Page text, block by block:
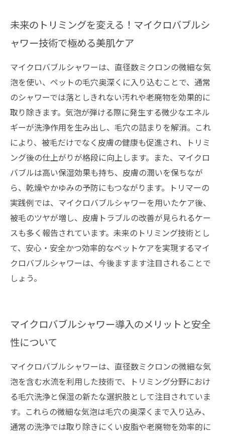
未来のトリミングを変える！マイクロバブルシ
ャワー技術で極める美肌ケア
マイクロバブルシャワーは、直径数ミクロンの微細な気
泡を使い、ペットの毛穴奥深くに入り込むことで、通常
のシャワーでは落としきれない汚れや老廃物を効果的に
取り除きます。気泡が弾ける際に発生する微少なエネル
ギーが洗浄作用を生み出し、毛穴の詰まりを解消。これ
により、被毛だけでなく皮膚の健康も促進され、トリミ
ング後の仕上がりが格段に向上します。また、マイクロ
バブルは高い保湿効果も持ち、皮膚の潤いを保ちなが
ら、乾燥やかゆみの予防にもつながります。トリマーの
実践例では、マイクロバブルシャワーを用いたケア後、
被毛のツヤが増し、皮膚トラブルの改善が見られるケー
スも多く報告されています。未来のトリミング技術とし
て、安心・安全かつ効率的なペットケアを実現するマイ
クロバブルシャワーは、今後ますます注目されることで
しょう。
マイクロバブルシャワー導入のメリットと安全
性について
マイクロバブルシャワーは、直径数ミクロンの微細な気
泡を含む水流を利用した技術で、トリミング分野におけ
る毛穴洗浄と保湿の新たな選択肢として注目されていま
す。これらの微細な気泡は毛穴の奥深くまで入り込み、
通常の洗浄では取り除きにくい皮脂や老廃物を効率的に